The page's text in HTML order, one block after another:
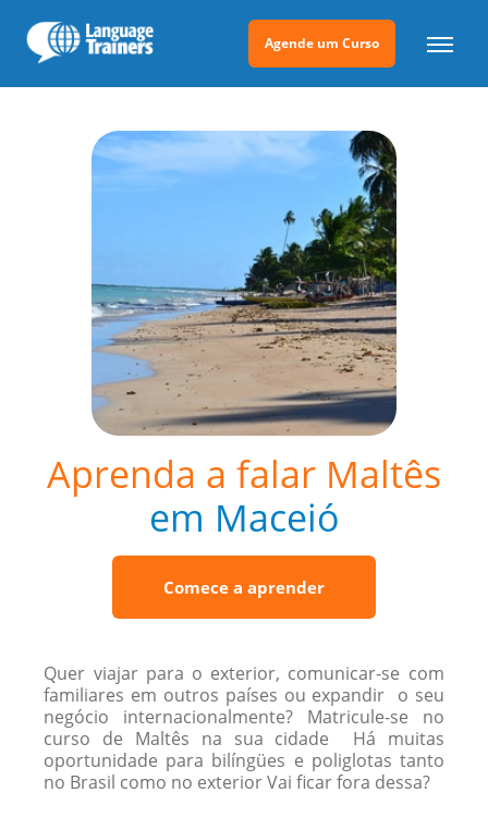
Agende um Curso
Aprenda a falar Maltês
em Maceió
Comece a aprender
Quer viajar para o exterior, comunicar-se com
familiares em outros países ou expandir o seu
negócio internacionalmente? Matricule-se no
curso de Maltês na sua cidade Há muitas
oportunidade para bilíngües e poliglotas tanto
no Brasil como no exterior Vai ficar fora dessa?